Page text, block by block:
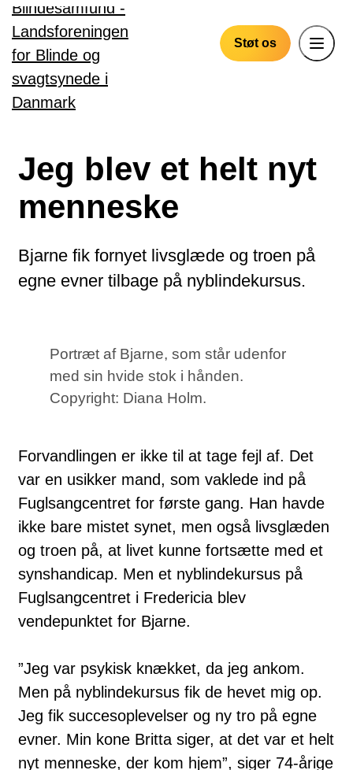
Gå til hovedindhold
Støt os
Jeg blev et helt nyt
menneske
Bjarne fik fornyet livsglæde og troen på
egne evner tilbage på nyblindekursus.
Portræt af Bjarne, som står udenfor
med sin hvide stok i hånden.
Copyright: Diana Holm.
Forvandlingen er ikke til at tage fejl af. Det
var en usikker mand, som vaklede ind på
Fuglsangcentret for første gang. Han havde
ikke bare mistet synet, men også livsglæden
og troen på, at livet kunne fortsætte med et
synshandicap. Men et nyblindekursus på
Fuglsangcentret i Fredericia blev
vendepunktet for Bjarne.
”Jeg var psykisk knækket, da jeg ankom.
Men på nyblindekursus fik de hevet mig op.
Jeg fik succesoplevelser og ny tro på egne
evner. Min kone Britta siger, at det var et helt
nyt menneske, der kom hjem”, siger 74-årige